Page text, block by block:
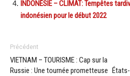
INDONÉSIE – CLIMAT: Tempêtes
indonésien pour le début 2022
Précédent
VIETNAM – TOURISME : Cap sur la
Russie : Une tournée prometteuse